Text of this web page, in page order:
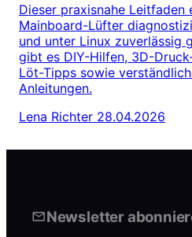
Dieser praxisnahe
Mainboard-Lüfter
und unter Linux zuverlässig
gibt es DIY-Hilfen, 3D-
Löt-Tipps sowie
Anleitungen.
Lena Richter 28.04.2026
Newsletter